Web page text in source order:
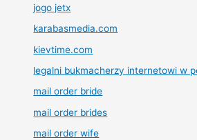
jogo jetx
karabasmedia.com
kievtime.com
legalni bukmacherzy internetowi w
mail order bride
mail order brides
mail order wife